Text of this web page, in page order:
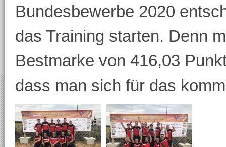
Bundesbewerbe 2020
das Training starten. Denn
Bestmarke von 416,03
dass man sich für das